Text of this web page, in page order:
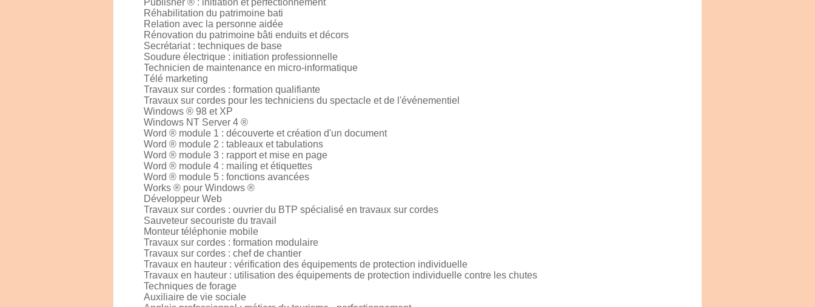
Publisher ® : initiation et perfectionnement
Réhabilitation du patrimoine bati
Relation avec la personne aidée
Rénovation du patrimoine bâti enduits et décors
Secrétariat : techniques de base
Soudure électrique : initiation professionnelle
Technicien de maintenance en micro-informatique
Télé marketing
Travaux sur cordes : formation qualifiante
Travaux sur cordes pour les techniciens du spectacle et de l'événementiel
Windows ® 98 et XP
Windows NT Server 4 ®
Word ® module 1 : découverte et création d'un document
Word ® module 2 : tableaux et tabulations
Word ® module 3 : rapport et mise en page
Word ® module 4 : mailing et étiquettes
Word ® module 5 : fonctions avancées
Works ® pour Windows ®
Développeur Web
Travaux sur cordes : ouvrier du BTP spécialisé en travaux sur cordes
Sauveteur secouriste du travail
Monteur téléphonie mobile
Travaux sur cordes : formation modulaire
Travaux sur cordes : chef de chantier
Travaux en hauteur : vérification des équipements de protection individuelle
Travaux en hauteur : utilisation des équipements de protection individuelle contre les chutes
Techniques de forage
Auxiliaire de vie sociale